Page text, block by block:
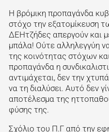
Η βρόμικη προπαγάνδα
στόχο την εξατομίκευση
ΔΕΗτζήδες απεργούν και
μπάλα! Ούτε αλληλεγγύη
της κοινότητας στόχων
προπαγάνδα η
αντιμάχεται, δεν την
να τη διαλύσει. Αυτό δεν
αποτέλεσμα της
φύσης της.
Σχόλιο του Π.Γ από την